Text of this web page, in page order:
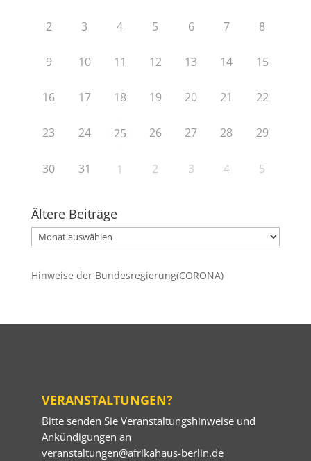
2 3 4 5 6 7 8
9 10 11 12 13 14 15
16 17 18 19 20 21 22
23 24 25 26 27 28 29
30 31 1 2 3 4 5
Ältere Beiträge
Ältere
Beiträge
Hinweise der Bundesregierung(CORONA)
VERANSTALTUNGEN?
Bitte senden Sie Veranstaltungshinweise und
Ankündigungen an
veranstaltungen@afrikahaus-berlin.de